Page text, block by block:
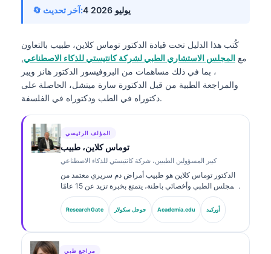
🔄 آخر تحديث: 4 يوليو 2026
كُتب هذا الدليل تحت قيادة الدكتور توماس كلاين، طبيب بالتعاون
مع المجلس الاستشاري الطبي لشركة كانتيستي للذكاء الاصطناعي,
، بما في ذلك مساهمات من البروفيسور الدكتور هانز ويبر
والمراجعة الطبية من قبل الدكتورة سارة ميتشل، الحاصلة على
دكتوراه في الطب ودكتوراه في الفلسفة.
المؤلف الرئيسي
توماس كلاين، طبيب
كبير المسؤولين الطبيين، شركة كانتيستي للذكاء الاصطناعي
الدكتور توماس كلاين هو طبيب أمراض دم سريري معتمد من
المجلس الطبي وأخصائي باطنة، يتمتع بخبرة تزيد عن 15 عامًا
في طب المختبرات والتحليل السريري المدعوم بالذكاء
الاصطناعي. بصفته كبير مسؤولي الشؤون الطبية في
Kantesti AI، يوفّر إشرافًا سريريًا على دقة المعلومات الطبية
ResearchGate جوجل سكولار Academia.edu أوركيد
مراجع طبي